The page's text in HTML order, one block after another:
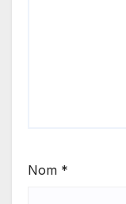
Nom *